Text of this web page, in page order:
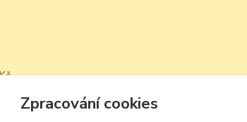
Zpracování cookies